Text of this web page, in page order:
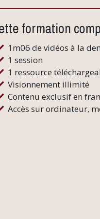
formation
1m06 de vidéos à la
1 session
1 ressource
Visionnement illimité
Contenu exclusif en
Accès sur ordinateur,